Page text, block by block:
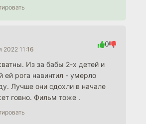
2022 11:16
0
Из за бабы 2-х детей и
ей рога навинтил - умерло
Лучше они сдохли в начале
говно. Фильм тоже .